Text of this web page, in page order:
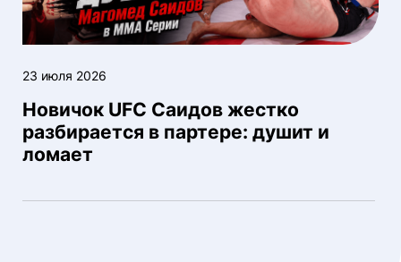
23 июля 2026
Новичок UFC Саидов жестко
разбирается в партере: душит и
ломает